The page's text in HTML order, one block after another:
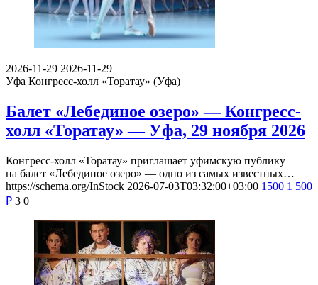
2026-11-29 2026-11-29
Уфа Конгресс-холл «Торатау» (Уфа)
Балет «Лебединое озеро» — Конгресс-
холл «Торатау» — Уфа, 29 ноября 2026
Конгресс-холл «Торатау» приглашает уфимскую публику
на балет «Лебединое озеро» — одно из самых известных…
https://schema.org/InStock 2026-07-03T03:32:00+03:00 1500 1 500
₽ 3 0